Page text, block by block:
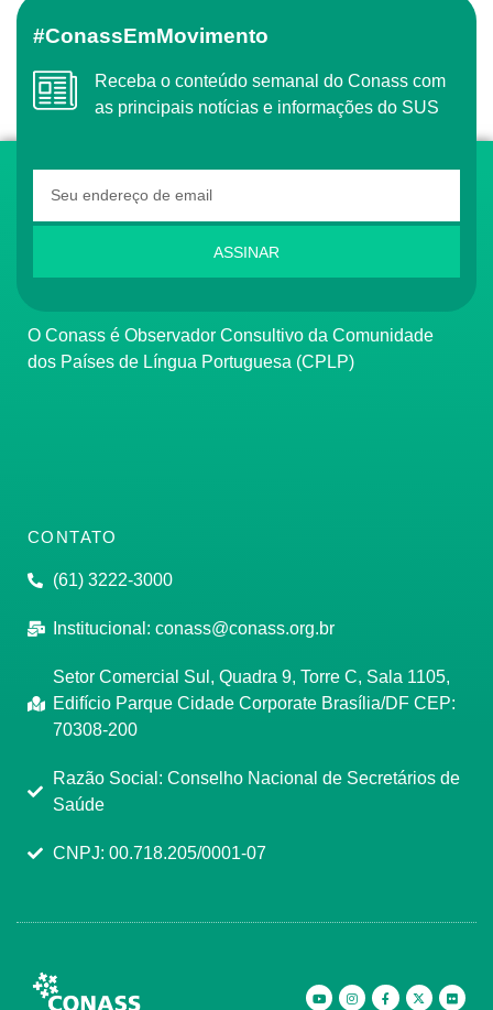
#ConassEmMovimento
Receba o conteúdo semanal do Conass com
as principais notícias e informações do SUS
ASSINAR
O Conass é Observador Consultivo da Comunidade
dos Países de Língua Portuguesa (CPLP)
CONTATO
(61) 3222-3000
Institucional: conass@conass.org.br
Setor Comercial Sul, Quadra 9, Torre C, Sala 1105,
Edifício Parque Cidade Corporate Brasília/DF CEP:
70308-200
Razão Social: Conselho Nacional de Secretários de
Saúde
CNPJ: 00.718.205/0001-07